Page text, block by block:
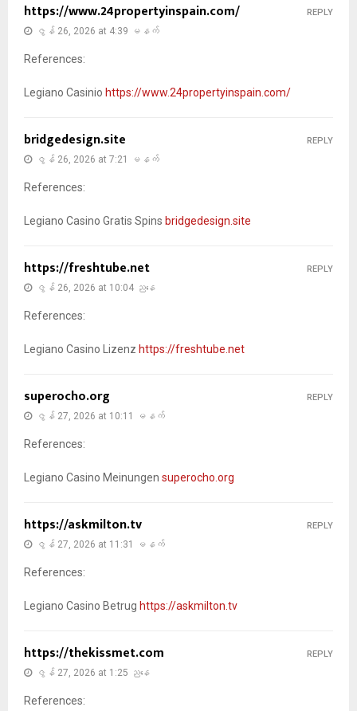
https://www.24propertyinspain.com/
ဇွန် 26, 2026 at 4:39 မနက်
References:
Legiano Casinio https://www.24propertyinspain.com/
REPLY
bridgedesign.site
ဇွန် 26, 2026 at 7:21 မနက်
References:
Legiano Casino Gratis Spins bridgedesign.site
REPLY
https://freshtube.net
ဇွန် 26, 2026 at 10:04 ညနေ
References:
Legiano Casino Lizenz https://freshtube.net
REPLY
superocho.org
ဇွန် 27, 2026 at 10:11 မနက်
References:
Legiano Casino Meinungen superocho.org
REPLY
https://askmilton.tv
ဇွန် 27, 2026 at 11:31 မနက်
References:
Legiano Casino Betrug https://askmilton.tv
REPLY
https://thekissmet.com
ဇွန် 27, 2026 at 1:25 ညနေ
References:
REPLY